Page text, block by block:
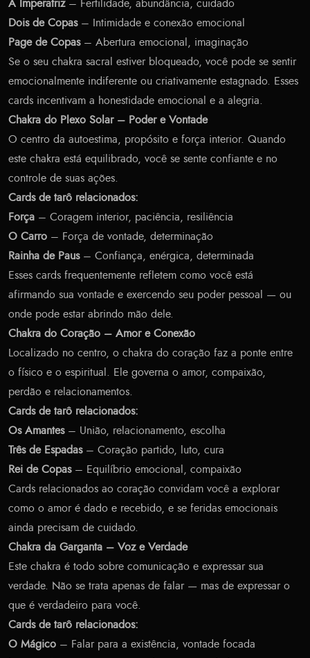
A Imperatriz– Fertilidade, abundância, cuidado
Dois de Copas– Intimidade e conexão emocional
Page de Copas– Abertura emocional, imaginação
Se o seu chakra sacral estiver bloqueado, você pode se sentir
emocionalmente indiferente ou criativamente estagnado. Esses
cards incentivam a honestidade emocional e a alegria.
Chakra do Plexo Solar – Poder e Vontade
O centro da autoestima, propósito e força interior. Quando
este chakra está equilibrado, você se sente confiante e no
controle de suas ações.
Cards de tarô relacionados:
Força – Coragem interior, paciência, resiliência
O Carro – Força de vontade, determinação
Rainha de Paus– Confiança, enérgica, determinada
Esses cards frequentemente refletem como você está
afirmando sua vontade e exercendo seu poder pessoal — ou
onde pode estar abrindo mão dele.
Chakra do Coração – Amor e Conexão
Localizado no centro, o chakra do coração faz a ponte entre
o físico e o espiritual. Ele governa o amor, compaixão,
perdão e relacionamentos.
Cards de tarô relacionados:
Os Amantes– União, relacionamento, escolha
Três de Espadas– Coração partido, luto, cura
Rei de Copas– Equilíbrio emocional, compaixão
Cards relacionados ao coração convidam você a explorar
como o amor é dado e recebido, e se feridas emocionais
ainda precisam de cuidado.
Chakra da Garganta – Voz e Verdade
Este chakra é todo sobre comunicação e expressar sua
verdade. Não se trata apenas de falar — mas de expressar o
que é verdadeiro para você.
Cards de tarô relacionados:
O Mágico – Falar para a existência, vontade focada